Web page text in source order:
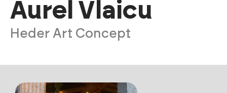
Aurel Vlaicu
Heder Art Concept